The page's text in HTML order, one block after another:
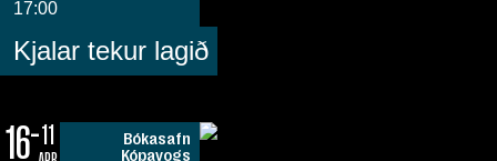
17:00
Kjalar tekur lagið
16 11
Bókasafn
Kópavogs